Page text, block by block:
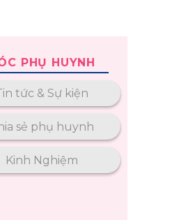
PHỤ HUYNH
tức & Sự kiện
sẻ phụ huynh
Kinh Nghiệm